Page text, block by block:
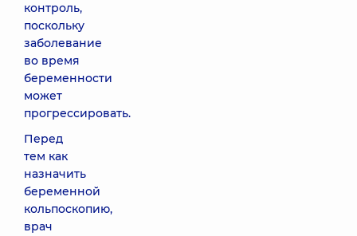
контроль,
поскольку
заболевание
во время
беременности
может
прогрессировать.
Перед
тем как
назначить
беременной
кольпоскопию,
врач